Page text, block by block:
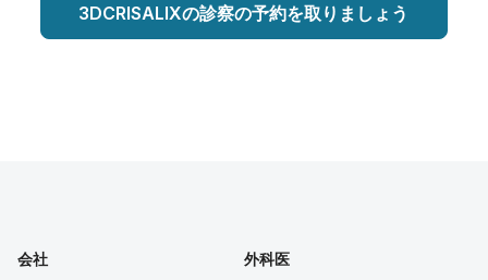
3DCRISALIXの診察の予約を取りましょう
会社
外科医